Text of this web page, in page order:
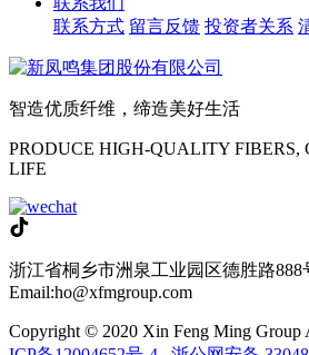
联系方式 留言反馈 投资者关系
智造优质纤维，缔造美好生活
PRODUCE HIGH-QUALITY FIBERS,
LIFE
浙江省桐乡市洲泉工业园区德胜路888
Email:ho@xfmgroup.com
Copyright © 2020 Xin Feng Ming Group